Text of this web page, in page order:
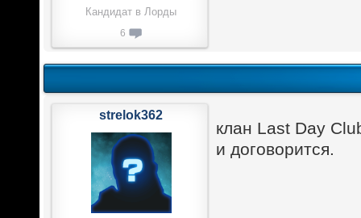
Кандидат в Лорды
6
клан Last Day
и договорится.
strelok362